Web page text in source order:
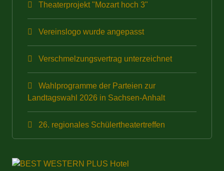
Theaterprojekt "Mozart hoch 3"
Vereinslogo wurde angepasst
Verschmelzungsvertrag unterzeichnet
Wahlprogramme der Parteien zur
Landtagswahl 2026 in Sachsen-Anhalt
26. regionales Schülertheatertreffen